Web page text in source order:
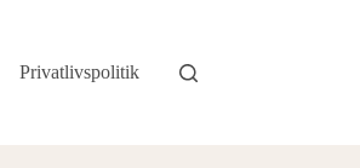
Privatlivspolitik